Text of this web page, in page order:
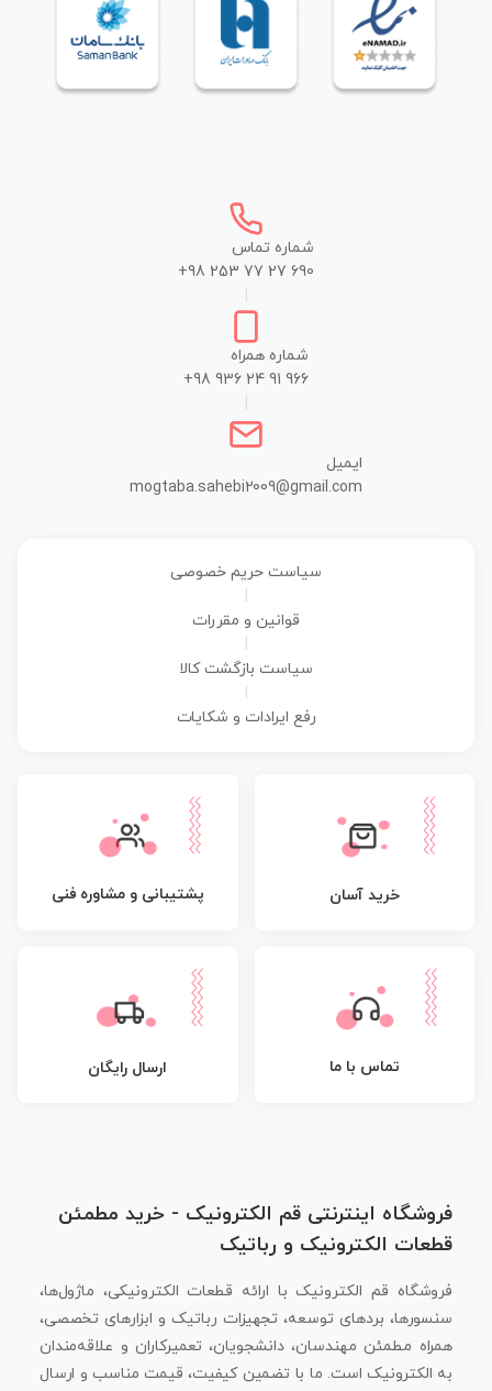
شماره تماس
+98 253 77 27 690
شماره همراه
+98 936 24 91 966
ایمیل
mogtaba.sahebi2009@gmail.com
سیاست حریم خصوصی
قوانین و مقررات
سیاست بازگشت کالا
رفع ایرادات و شکایات
خرید آسان پشتیبانی و مشاوره فنی
تماس با ما ارسال رایگان
فروشگاه اینترنتی قم الکترونیک - خرید مطمئن
قطعات الکترونیک و رباتیک
فروشگاه قم الکترونیک با ارائه قطعات الکترونیکی، ماژول‌ها،
سنسورها، بردهای توسعه، تجهیزات رباتیک و ابزارهای تخصصی،
همراه مطمئن مهندسان، دانشجویان، تعمیرکاران و علاقه‌مندان
به الکترونیک است. ما با تضمین کیفیت، قیمت مناسب و ارسال